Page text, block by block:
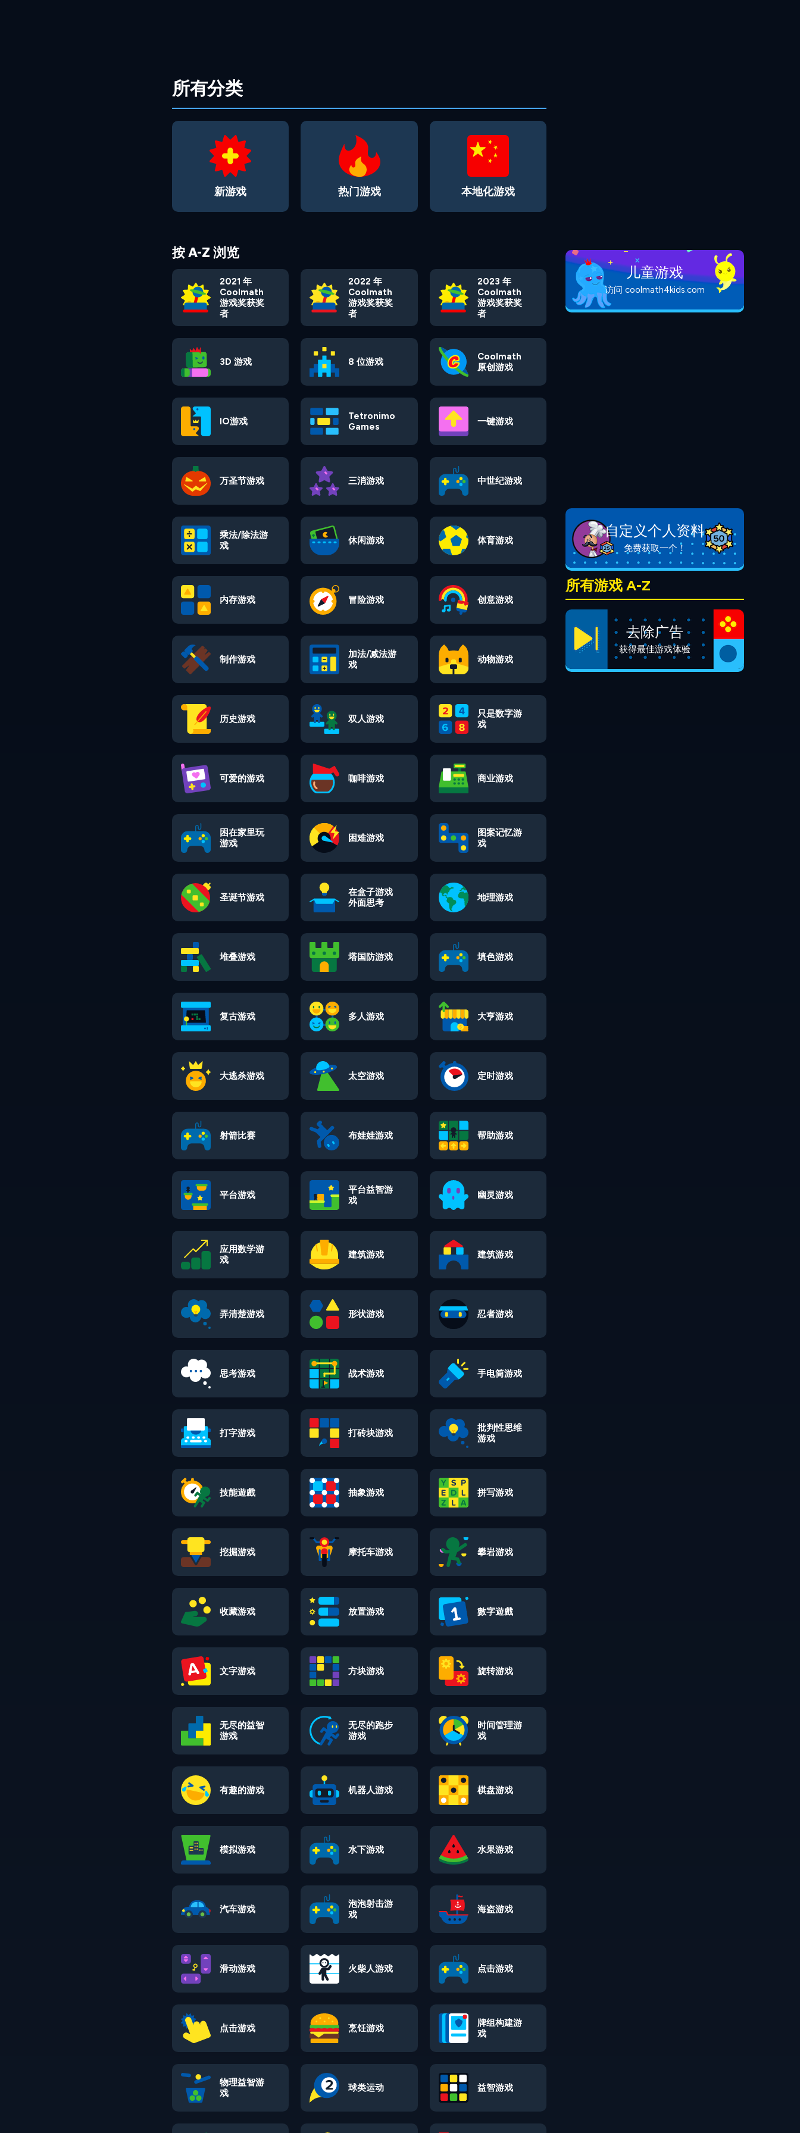
所有分类
新游戏 热门游戏 本地化游戏
按 A-Z 浏览
2021 年
Coolmath
游戏奖获奖
者
2022 年
Coolmath
游戏奖获奖
者
2023 年
Coolmath
游戏奖获奖
者
3D 游戏 8 位游戏
Coolmath
原创游戏
IO游戏
Tetronimo
Games
一键游戏
万圣节游戏 三消游戏 中世纪游戏
乘法/除法游
戏
休闲游戏 体育游戏
内存游戏 冒险游戏 创意游戏
制作游戏
加法/减法游
戏
动物游戏
历史游戏 双人游戏
只是数字游
戏
可爱的游戏 咖啡游戏 商业游戏
困在家里玩
游戏
困难游戏
图案记忆游
戏
圣诞节游戏
在盒子游戏
外面思考
地理游戏
堆叠游戏 塔国防游戏 填色游戏
复古游戏 多人游戏 大亨游戏
大逃杀游戏 太空游戏 定时游戏
射箭比赛 布娃娃游戏 帮助游戏
平台游戏
平台益智游
戏
幽灵游戏
应用数学游
戏
建筑游戏 建筑游戏
弄清楚游戏 形状游戏 忍者游戏
思考游戏 战术游戏 手电筒游戏
打字游戏 打砖块游戏
批判性思维
游戏
技能遊戲 抽象游戏 拼写游戏
挖掘游戏 摩托车游戏 攀岩游戏
收藏游戏 放置游戏 數字遊戲
文字游戏 方块游戏 旋转游戏
无尽的益智
游戏
无尽的跑步
游戏
时间管理游
戏
有趣的游戏 机器人游戏 棋盘游戏
模拟游戏 水下游戏 水果游戏
汽车游戏
泡泡射击游
戏
海盗游戏
滑动游戏 火柴人游戏 点击游戏
点击游戏 烹饪游戏
牌组构建游
戏
物理益智游
戏
球类运动 益智游戏
儿童游戏
访问 coolmath4kids.com
自定义个人资料
免费获取一个！
所有游戏 A-Z
去除广告
获得最佳游戏体验